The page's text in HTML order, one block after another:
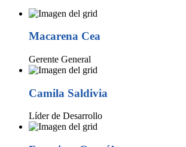
Macarena Cea
Gerente General
Camila Saldivia
Líder de Desarrollo